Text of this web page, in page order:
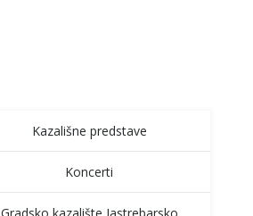
Kazališne predstave
Koncerti